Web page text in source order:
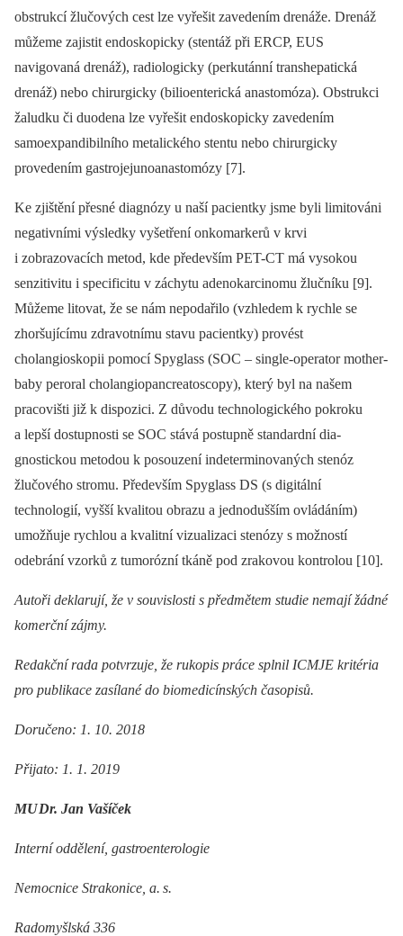
obstrukcí žlučových cest lze vyřešit zavedením drenáže. Drenáž
můžeme zajistit endoskopicky (stentáž při ERCP, EUS
navigovaná drenáž), radiologicky (perkután­ní transhepatická
drenáž) nebo chirurgicky (bilioenterická anastomóza). Obstrukci
žaludku či duodena lze vyřešit endoskopicky zavedením
samoexpandibilního metalického stentu nebo chirurgicky
provedením gastrojejunoanastomózy [7].
Ke zjištění přesné dia­gnózy u naší pa­cientky jsme byli limitováni
negativními výsledky vyšetření onkomarkerů v krvi
i zobrazovacích metod, kde především PET-CT má vysokou
senzitivitu i specificitu v záchytu adenokarcinomu žlučníku [9].
Můžeme litovat, že se nám nepodařilo (vzhledem k rychle se
zhoršujícímu zdravotnímu stavu pa­cientky) provést
cholangioskopii pomocí Spyglass (SOC –⁠ single-operator mother-
baby peroral cholangiopancreatoscopy), který byl na našem
pracovišti již k dispozici. Z důvodu technologického pokroku
a lepší dostupnosti se SOC stává postupně standardní dia­
gnostickou metodou k posouzení indeterminovaných stenóz
žlučového stromu. Především Spyglass DS (s digitální
technologií, vyšší kvalitou obrazu a jednodušším ovládáním)
umožňuje rychlou a kvalitní vizualizaci stenózy s možností
odebrání vzorků z tumorózní tkáně pod zrakovou kontrolou [10].
Autoři deklarují, že v souvislosti s předmětem studie nemají žádné
komerční zájmy.
Redakční rada potvrzuje, že rukopis práce splnil ICMJE kritéria
pro publikace zasílané do bio­­­­medicínských časopisů.
Doručeno: 1. 10. 2018
Přijato: 1. 1. 2019
MUDr. Jan Vašíček
Interní oddělení, gastroenterologie
Nemocnice Strakonice, a. s.
Radomyšlská 336